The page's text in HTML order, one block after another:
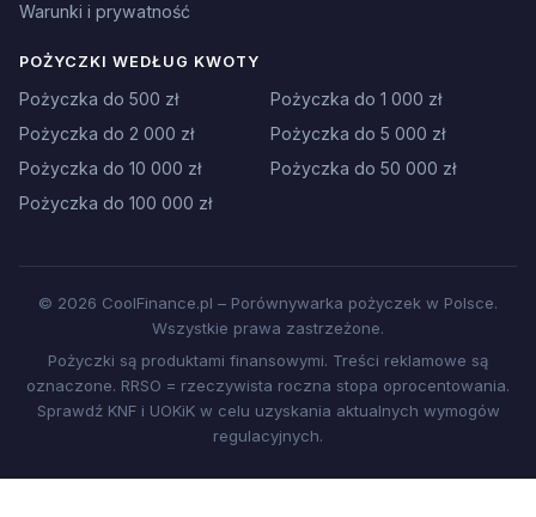
Warunki i prywatność
POŻYCZKI WEDŁUG KWOTY
Pożyczka do 500 zł
Pożyczka do 1 000 zł
Pożyczka do 2 000 zł
Pożyczka do 5 000 zł
Pożyczka do 10 000 zł
Pożyczka do 50 000 zł
Pożyczka do 100 000 zł
© 2026 CoolFinance.pl – Porównywarka pożyczek w Polsce.
Wszystkie prawa zastrzeżone.
Pożyczki są produktami finansowymi. Treści reklamowe są
oznaczone. RRSO = rzeczywista roczna stopa oprocentowania.
Sprawdź KNF i UOKiK w celu uzyskania aktualnych wymogów
regulacyjnych.